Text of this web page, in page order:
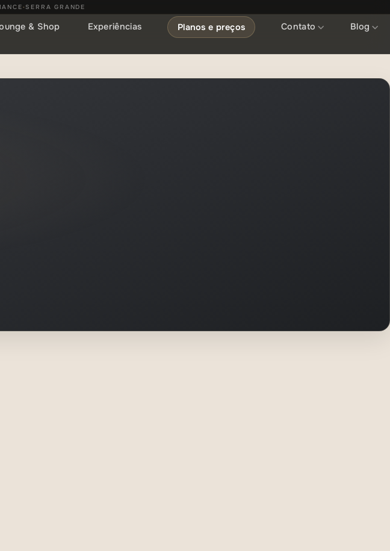
•SERRA GRANDE
& Shop Experiências Planos e preços Contato Blog